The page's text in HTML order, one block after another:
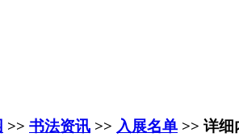
>> 书法资讯 >> 入展名单 >> 详细